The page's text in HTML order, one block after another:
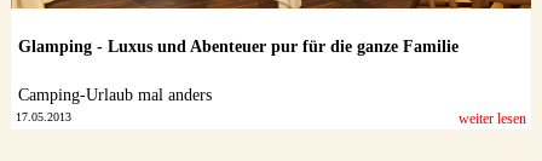
Glamping - Luxus und Abenteuer pur für die ganze Familie
Camping-Urlaub mal anders
17.05.2013 weiter lesen